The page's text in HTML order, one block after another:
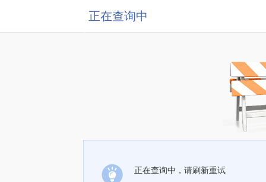
正在查询中
正在查询中，请刷新重试